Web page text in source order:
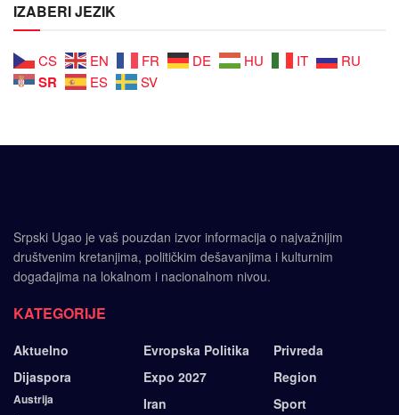
IZABERI JEZIK
CS EN FR DE HU IT RU
SR ES SV
Srpski Ugao je vaš pouzdan izvor informacija o najvažnijim
društvenim kretanjima, političkim dešavanjima i kulturnim
događajima na lokalnom i nacionalnom nivou.
KATEGORIJE
Aktuelno
Dijaspora
Austrija
Evropska Politika
Expo 2027
Iran
Privreda
Region
Sport